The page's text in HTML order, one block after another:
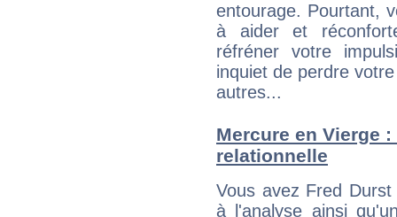
entourage. Pourtant,
à aider et
réfréner votre
inquiet de perdre
autres...
Mercure en Vierge
relationnelle
Vous avez Fred
à l'analyse ainsi